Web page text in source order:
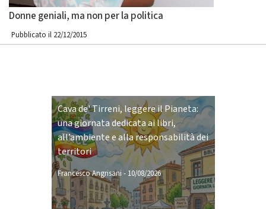
Donne geniali, ma non per la politica
Pubblicato il 22/12/2015
Cava de' Tirreni, leggere il Pianeta:
una giornata dedicata ai libri,
all’ambiente e alla responsabilità dei
territori
Francesco Angrisani - 10/08/2026